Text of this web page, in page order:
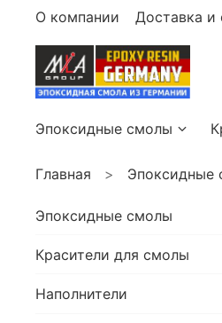
О компании Доставка и
Эпоксидные смолы
Главная Эпоксидные
Эпоксидные смолы
Красители для смолы
Наполнители